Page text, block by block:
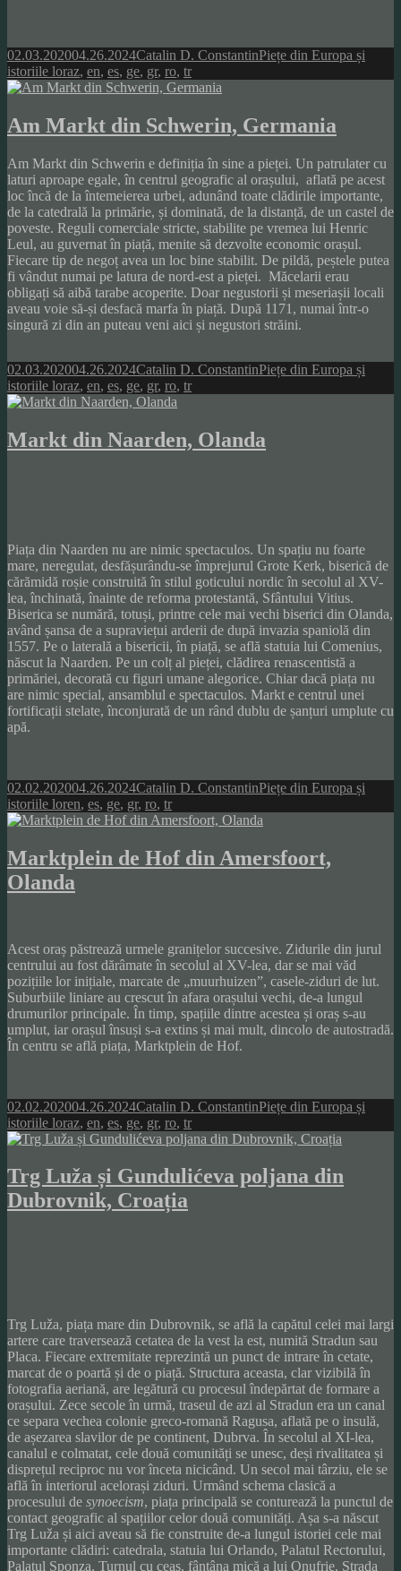
Posted
on
02.03.202004.26.2024Author
Catalin D. ConstantinCategories
Piețe din Europa și
istoriile lorTags
az, en, es, ge, gr, ro, tr
Am Markt din Schwerin, Germania
Am Markt din Schwerin e definiția în sine a pieței. Un patrulater cu
laturi aproape egale, în centrul geografic al orașului, aflată pe acest
loc încă de la întemeierea urbei, adunând toate clădirile importante,
de la catedrală la primărie, și dominată, de la distanță, de un castel de
poveste. Reguli comerciale stricte, stabilite pe vremea lui Henric
Leul, au guvernat în piață, menite să dezvolte economic orașul.
Fiecare tip de negoț avea un loc bine stabilit. De pildă, peștele putea
fi vândut numai pe latura de nord-est a pieței. Măcelarii erau
obligați să aibă tarabe acoperite. Doar negustorii și meseriașii locali
aveau voie să-și desfacă marfa în piață. După 1171, numai într-o
singură zi din an puteau veni aici și negustori străini.
Posted
on
02.03.202004.26.2024Author
Catalin D. ConstantinCategories
Piețe din Europa și
istoriile lorTags
az, en, es, ge, gr, ro, tr
Markt din Naarden, Olanda
Piața din Naarden nu are nimic spectaculos. Un spațiu nu foarte
mare, neregulat, desfășurându-se împrejurul Grote Kerk, biserică de
cărămidă roșie construită în stilul goticului nordic în secolul al XV-
lea, închinată, înainte de reforma protestantă, Sfântului Vitius.
Biserica se numără, totuși, printre cele mai vechi biserici din Olanda,
având șansa de a supraviețui arderii de după invazia spaniolă din
1557. Pe o laterală a bisericii, în piață, se află statuia lui Comenius,
născut la Naarden. Pe un colț al pieței, clădirea renascentistă a
primăriei, decorată cu figuri umane alegorice. Chiar dacă piața nu
are nimic special, ansamblul e spectaculos. Markt e centrul unei
fortificații stelate, înconjurată de un rând dublu de șanțuri umplute cu
apă.
Posted
on
02.02.202004.26.2024Author
Catalin D. ConstantinCategories
Piețe din Europa și
istoriile lorTags
en, es, ge, gr, ro, tr
Marktplein de Hof din Amersfoort,
Olanda
Acest oraș păstrează urmele granițelor succesive. Zidurile din jurul
centrului au fost dărâmate în secolul al XV-lea, dar se mai văd
pozițiile lor inițiale, marcate de „muurhuizen”, casele-ziduri de lut.
Suburbiile liniare au crescut în afara orașului vechi, de-a lungul
drumurilor principale. În timp, spațiile dintre acestea și oraș s-au
umplut, iar orașul însuși s-a extins și mai mult, dincolo de autostradă.
În centru se află piața, Marktplein de Hof.
Posted
on
02.02.202004.26.2024Author
Catalin D. ConstantinCategories
Piețe din Europa și
istoriile lorTags
az, en, es, ge, gr, ro, tr
Trg Luža și Gundulićeva poljana din
Dubrovnik, Croația
Trg Luža, piața mare din Dubrovnik, se află la capătul celei mai largi
artere care traversează cetatea de la vest la est, numită Stradun sau
Placa. Fiecare extremitate reprezintă un punct de intrare în cetate,
marcat de o poartă și de o piață. Structura aceasta, clar vizibilă în
fotografia aeriană, are legătură cu procesul îndepărtat de formare a
orașului. Zece secole în urmă, traseul de azi al Stradun era un canal
ce separa vechea colonie greco-romană Ragusa, aflată pe o insulă,
de așezarea slavilor de pe continent, Dubrva. În secolul al XI-lea,
canalul e colmatat, cele două comunități se unesc, deși rivalitatea și
disprețul reciproc nu vor înceta nicicând. Un secol mai târziu, ele se
află în interiorul acelorași ziduri. Urmând schema clasică a
procesului de synoecism, piața principală se conturează la punctul de
contact geografic al spațiilor celor două comunități. Așa s-a născut
Trg Luža și aici aveau să fie construite de-a lungul istoriei cele mai
importante clădiri: catedrala, statuia lui Orlando, Palatul Rectorului,
Palatul Sponza, Turnul cu ceas, fântâna mică a lui Onufrie. Strada